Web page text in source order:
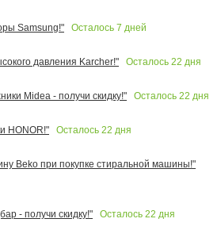
Samsung!"
Осталось 7 дней
давления Karcher!"
Осталось 22 дня
Midea - получи скидку!"
Осталось 22 дня
HONOR!"
Осталось 22 дня
Beko при покупке стиральной машины!"
- получи скидку!"
Осталось 22 дня